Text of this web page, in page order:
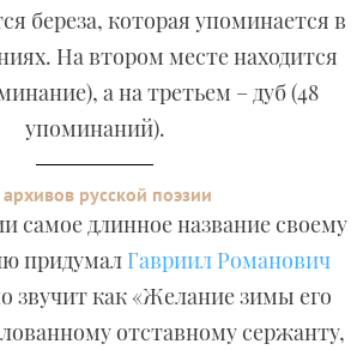
береза, которая упоминается в
На втором месте находится
а на третьем – дуб (48
упоминаний).
русской поэзии
самое длинное название своему
придумал Гавриил Романович
звучит как «Желание зимы его
отставному сержанту,